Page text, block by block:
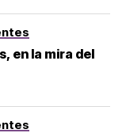
en la mira del